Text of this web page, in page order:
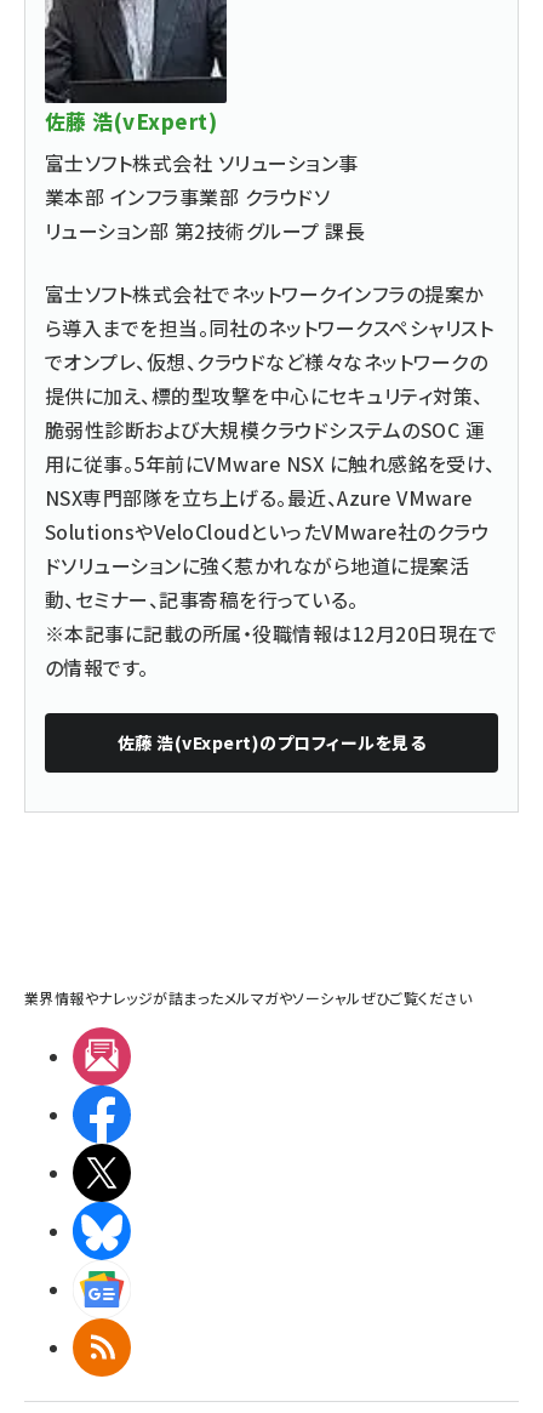
佐藤 浩(vExpert)
富士ソフト株式会社 ソリューション事
業本部 インフラ事業部 クラウドソ
リューション部 第2技術グループ 課長
富士ソフト株式会社でネットワークインフラの提案か
ら導入までを担当。同社のネットワークスペシャリスト
でオンプレ、仮想、クラウドなど様々なネットワークの
提供に加え、標的型攻撃を中心にセキュリティ対策、
脆弱性診断および大規模クラウドシステムのSOC 運
用に従事。5年前にVMware NSX に触れ感銘を受け、
NSX専門部隊を立ち上げる。最近、Azure VMware
SolutionsやVeloCloudといったVMware社のクラウ
ドソリューションに強く惹かれながら地道に提案活
動、セミナー、記事寄稿を行っている。
※本記事に記載の所属・役職情報は12月20日現在で
の情報です。
佐藤 浩(vExpert)のプロフィールを見る
業界情報やナレッジが詰まったメルマガやソーシャルぜひご覧ください
RSS